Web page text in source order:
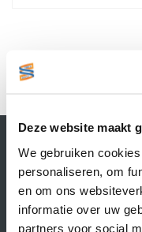
Deze website maakt
We gebruiken
personaliseren, om
en om ons
informatie over uw
partners voor social
Contactgegevens
Supply Service B.V.
Nijverheidsstraat 25-K
3861 RJ Nijkerk
info@supplyservice.nl
+31 33 468 13 42